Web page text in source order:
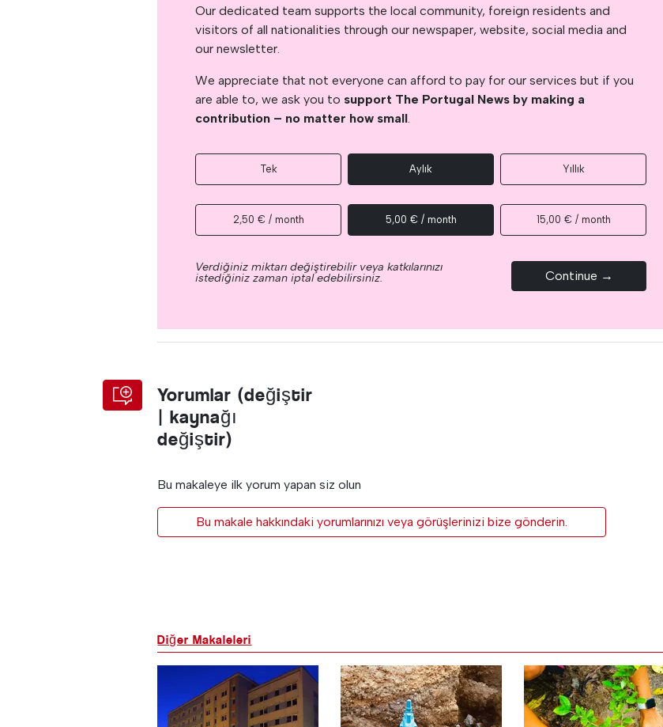
Our dedicated team supports the local community, foreign residents and
visitors of all nationalities through our newspaper, website, social media and
our newsletter.
We appreciate that not everyone can afford to pay for our services but if you
are able to, we ask you to support The Portugal News by making a
contribution – no matter how small.
Tek Aylık Yıllık
2,50 € / month 5,00 € / month 15,00 € / month
Verdiğiniz miktarı değiştirebilir veya katkılarınızı
istediğiniz zaman iptal edebilirsiniz. Continue →
Yorumlar (değiştir
| kaynağı
değiştir)
Bu makaleye ilk yorum yapan siz olun
Bu makale hakkındaki yorumlarınızı veya görüşlerinizi bize gönderin.
Diğer Makaleleri